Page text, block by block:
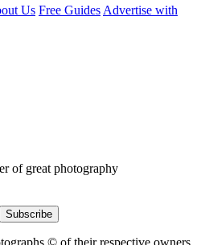
Us Free Guides Advertise with
of great photography